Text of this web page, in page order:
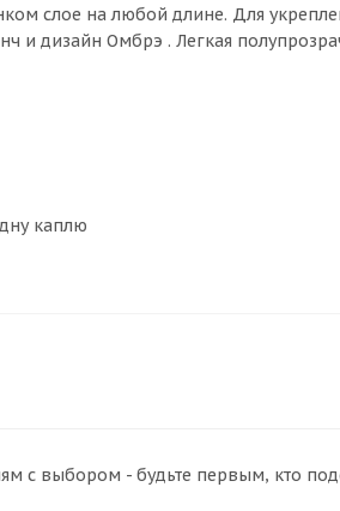
слое на любой длине. Для
и дизайн Омбрэ . Легкая
каплю
с выбором - будьте первым, кто